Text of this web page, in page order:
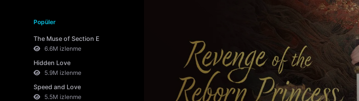
Popüler
The Muse of Section E
6.6M izlenme
Hidden Love
5.9M izlenme
Speed and Love
5.5M izlenme